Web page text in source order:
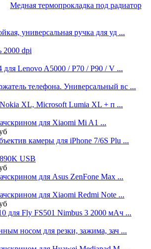
Медная термопрокладка под радиатор
универсальная ручка для уд ...
2000 dpi
Lenovo A5000 / P70 / P90 / V ...
телефона. Универсальный вс ...
XL, Microsoft Lumia XL + п ...
для Xiaomi Mi A1 ...
камеры для iPhone 7/6S Plu ...
USB
для Asus ZenFone Max ...
для Xiaomi Redmi Note ...
для Fly FS501 Nimbus 3 2000 мАч ...
носом для резки, зажима, зач ...